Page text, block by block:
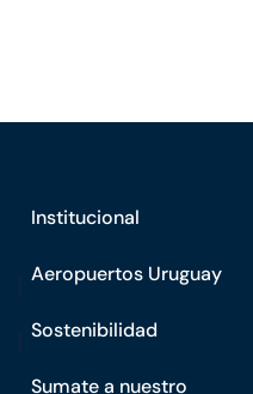
Institucional
Aeropuertos Uruguay
Sostenibilidad
Sumate a nuestro